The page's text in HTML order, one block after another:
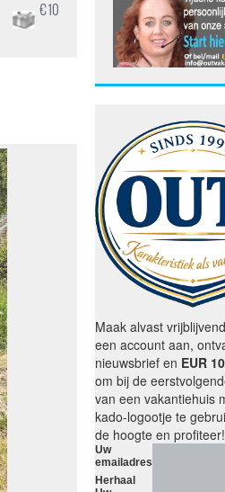
€ 10
Maak alvast
een account aan,
nieuwsbrief en EUR
om bij de
van een vakantiehuis
kado-logootje te
de hoogte en profiteer!
Uw
emailadres
Herhaal